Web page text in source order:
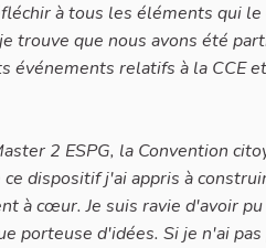
à tous les éléments qui
trouve que nous avons été
événements relatifs à la CCE
2 ESPG, la Convention
dispositif j'ai appris à
à cœur. Je suis ravie d'avoir
porteuse d'idées. Si je n'ai